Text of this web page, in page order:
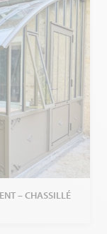
– CHASSILLÉ